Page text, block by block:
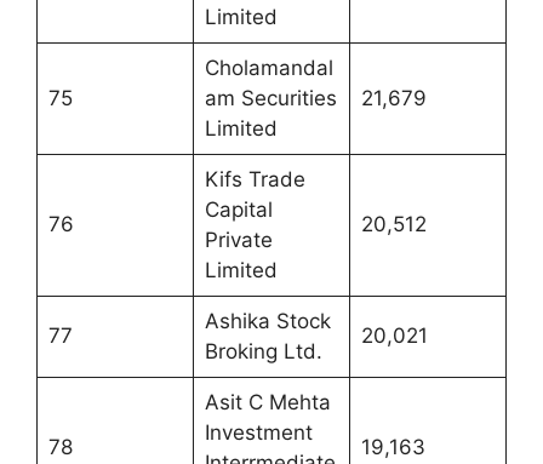
Limited
75
Cholamandal
am Securities
Limited
21,679
76
Kifs Trade
Capital
Private
Limited
20,512
77
Ashika Stock
Broking Ltd.
20,021
78
Asit C Mehta
Investment
19,163